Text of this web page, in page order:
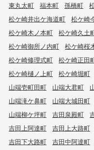
東丸太町
福本町 孫橋町
松ケ崎井出ケ海道町
松ケ崎
松ケ崎木ノ本町
松ケ崎久土
松ケ崎御所ノ内町
松ケ崎桜
松ケ崎修理式町
松ケ崎正田
松ケ崎樋ノ上町
松ケ崎堀町
山端壱町田町
山端大君町
山端滝ケ鼻町
山端大城田町
山端柳ケ坪町
吉田泉殿町
吉田上阿達町
吉田上大路町
吉田下大路町
吉田中阿達町